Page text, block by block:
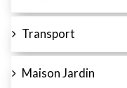
Transport
Maison Jardin